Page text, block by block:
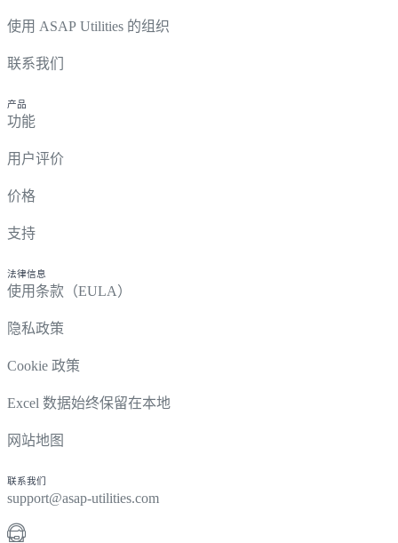
使用 ASAP Utilities 的组织
联系我们
产品
功能
用户评价
价格
支持
法律信息
使用条款（EULA）
隐私政策
Cookie 政策
Excel 数据始终保留在本地
网站地图
联系我们
support@asap-utilities.com